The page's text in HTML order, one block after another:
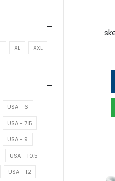
XL XXL
USA - 6
USA - 7.5
USA - 9
USA - 10.5
USA - 12